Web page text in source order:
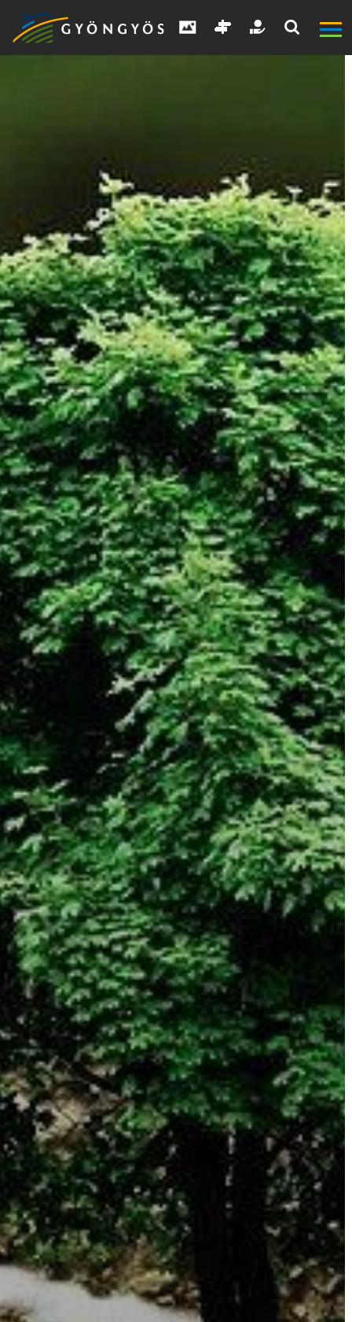
A
VÁROS
KIEMELT
LÁTVÁNYOSSÁGOK
GYÖNGYÖS
VÁROS
ÉRTÉKTÁRA
VÁROSUNKRÓL
LAKOSSÁGI
INFORMÁCIÓK
HASZNOS
KVÍZ
A
VÁROS
PÉNZÜGYEI
KÖLTSÉGVETÉSI
RENDELETEK
AZ
ÉPÜLŐ
VÁROS
FEJLESZTÉSEK
KÖRNYEZETVÉDELEM